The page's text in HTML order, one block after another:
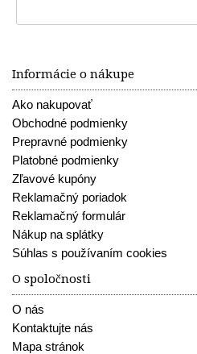
Informácie o nákupe
Ako nakupovať
Obchodné podmienky
Prepravné podmienky
Platobné podmienky
Zľavové kupóny
Reklamačný poriadok
Reklamačný formulár
Nákup na splátky
Súhlas s používaním cookies
O spoločnosti
O nás
Kontaktujte nás
Mapa stránok